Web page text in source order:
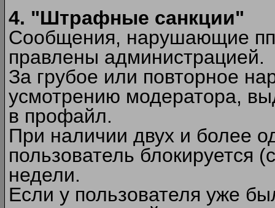
4. "Штрафные санкции"
Сообщения, нарушающие
правлены администрацией.
За грубое или повторное
усмотрению модератора,
в профайл.
При наличии двух и более
пользователь блокируется
недели.
Если у пользователя уже